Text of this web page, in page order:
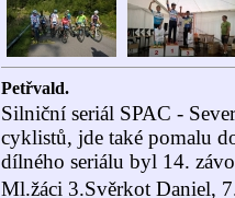
Petřvald.
Silniční seriál SPAC -
cyklistů, jde také pomalu
dílného seriálu byl 14.
Ml.žáci 3.Svěrkot Daniel,